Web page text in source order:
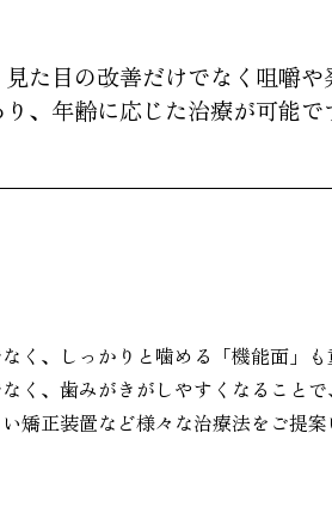
た目の改善だけでなく咀嚼
、年齢に応じた治療が可能で
く、しっかりと噛める「機能面」
、歯みがきがしやすくなること
矯正装置など様々な治療法をご提